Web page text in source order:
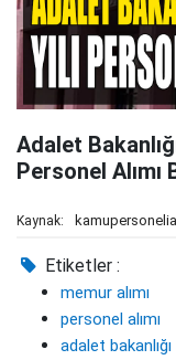
Adalet
Personel Alımı
Kaynak:
Etiketler :
memur alımı
personel alımı
adalet bakanlığı